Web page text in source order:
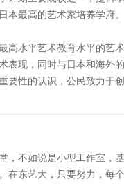
本最高的艺术家培养学府。
高水平艺术教育水平的艺
表现，同时与日本和海外
要性的认识，公民致力于
，不如说是小型工作室，
在东艺大，只要努力，每